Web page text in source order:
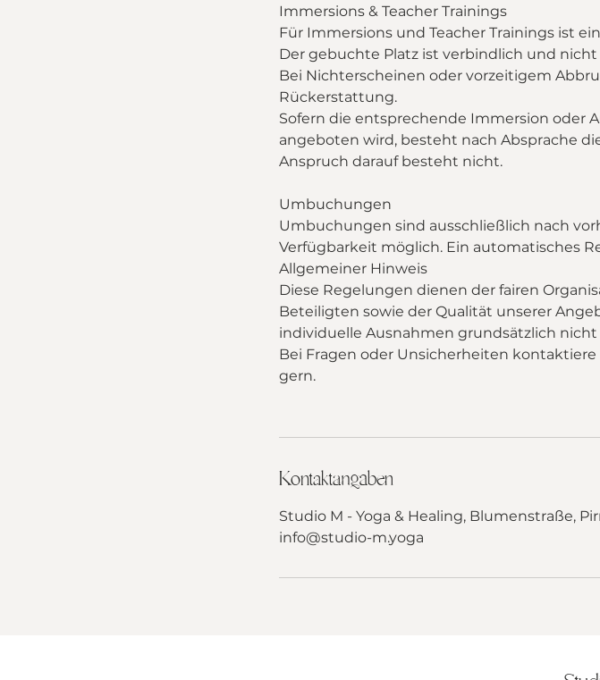
Immersions & Teacher Trainings
Für Immersions und Teacher Trainings ist
Der gebuchte Platz ist verbindlich und
Bei Nichterscheinen oder vorzeitigem
Rückerstattung.
Sofern die entsprechende Immersion oder
angeboten wird, besteht nach Absprache
Anspruch darauf besteht nicht.
Umbuchungen
Umbuchungen sind ausschließlich nach
Verfügbarkeit möglich. Ein automatisches
Allgemeiner Hinweis
Diese Regelungen dienen der fairen
Beteiligten sowie der Qualität unserer
individuelle Ausnahmen grundsätzlich
Bei Fragen oder Unsicherheiten
gern.
Kontaktangaben
Studio M - Yoga & Healing, Blumenstraße,
info@studio-m.yoga